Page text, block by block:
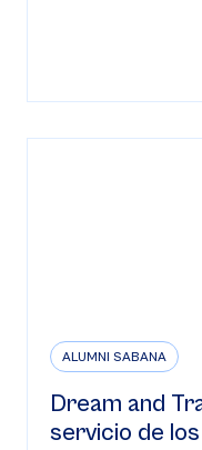
ALUMNI SABANA
Dream and
servicio de